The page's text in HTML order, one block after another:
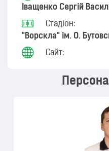
Іващенко Сергій
Стадіон:
"Ворскла" ім. О.
Сайт: